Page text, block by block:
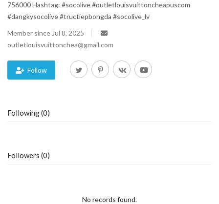
Fashion
Sitemap
News
756000 Hashtag: #socolive #outletlouisvuittoncheapuscom
#dangkysocolive #tructiepbongda #socolive_lv
Member since Jul 8, 2025
outletlouisvuittonchea@gmail.com
Follow
Following (0)
Followers (0)
No records found.